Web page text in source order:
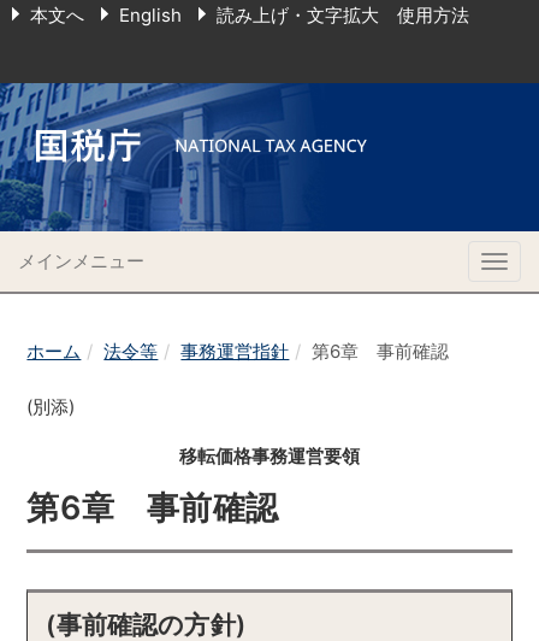
本文へ English 読み上げ・文字拡大 使用方法
メインメニュー
ホーム 法令等 事務運営指針 第6章 事前確認
(別添)
移転価格事務運営要領
第6章 事前確認
(事前確認の方針)